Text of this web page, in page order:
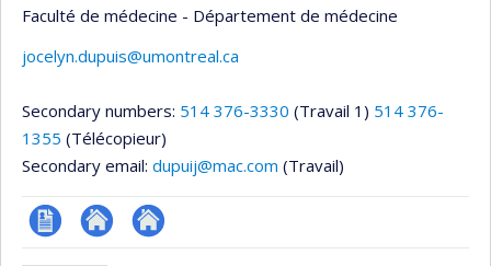
Faculté de médecine - Département de médecine
jocelyn.dupuis@umontreal.ca
Secondary numbers: 514 376-3330 (Travail 1) 514 376-
1355 (Télécopieur)
Secondary email: dupuij@mac.com (Travail)
CV
Autre Autre